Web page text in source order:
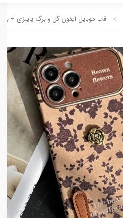
قاب موبایل آیفون گل و برگ پاییزی +